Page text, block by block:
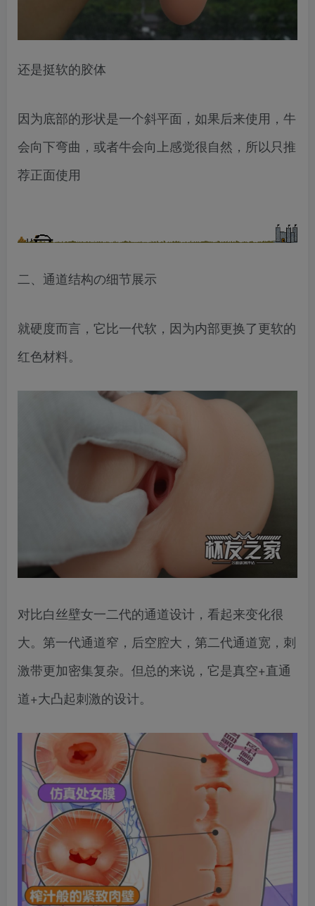
还是挺软的胶体
因为底部的形状是一个斜平面，如果后来使用，牛
会向下弯曲，或者牛会向上感觉很自然，所以只推
荐正面使用
二、通道结构の细节展示
就硬度而言，它比一代软，因为内部更换了更软的
红色材料。
对比白丝壁女一二代的通道设计，看起来变化很
大。第一代通道窄，后空腔大，第二代通道宽，刺
激带更加密集复杂。但总的来说，它是真空+直通
道+大凸起刺激的设计。